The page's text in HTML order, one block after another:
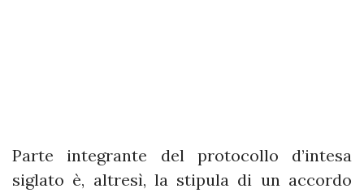
Parte integrante del protocollo d’intesa
siglato è, altresì, la stipula di un accordo